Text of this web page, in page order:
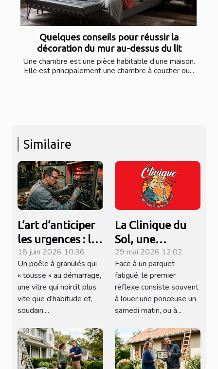
Quelques conseils pour réussir la
décoration du mur au-dessus du lit
Une chambre est une pièce habitable d’une maison.
Elle est principalement une chambre à coucher ou...
Similaire
L’art d’anticiper
les urgences : les
signes d’un
prochain
dépannage à ne
pas ignorer
18 juin 2026 10:36
Un poêle à granulés qui
« tousse » au démarrage,
une vitre qui noircit plus
vite que d’habitude et,
soudain,...
La Clinique du
Sol, une
entreprise de
rénovation
normande qui
redonne vie à
vos parquets
29 mai 2026 12:02
Face à un parquet
fatigué, le premier
réflexe consiste souvent
à louer une ponceuse un
samedi matin, ou à...